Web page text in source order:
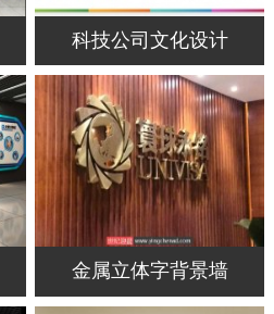
科技公司文化设计
金属立体字背景墙